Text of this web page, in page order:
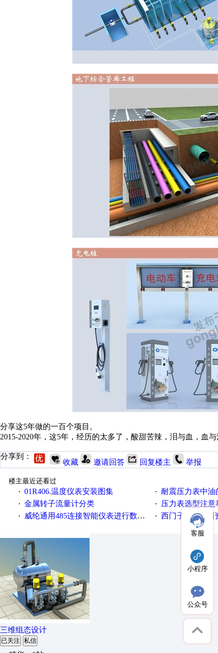
分享这5年做的一百个项目。
2015-2020年，这5年，经历的太多了，酸甜苦辣，泪与血，血
分享到：
收藏 邀请回答 回复楼主 举报
楼主最近还看过
· 01R406.温度仪表安装图​集 · 耐震压力表中油
· 金属转子流量计分类 · 压力表选型注意
· 威纶通用485连接智能仪表进行数据采集，地址不连续如何进行资料取样？ · 西门子PLC培训
三维组态设计
已关注 私信
客服
小程序
公众号